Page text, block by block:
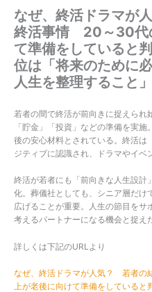
なぜ、終活ドラマが
終活事情 20～30代
て準備をしていると
位は「将来のために
人生を整理すること
若者の間で終活が前向きに捉えられ
「貯金」「投資」などの準備を実
後の安心材料とされている。終活は
ジティブに認識され、ドラマやイベ
終活が若者にも「前向きな人生設計
化。葬儀社としても、シニア層だけ
広げることが重要。人生の節目をサ
考えるパートナーになる機会と捉え
詳しくは下記のURLより
なぜ、終活ドラマが人気？ 若者
上が老後に向けて準備をしている